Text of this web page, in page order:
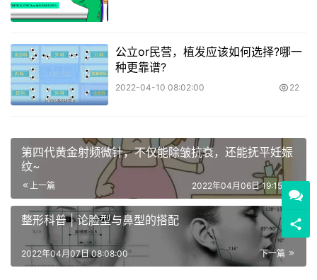
公立or民营，植发应该如何选择?哪一
种更靠谱?
2022-04-10 08:02:00 22
第四代黄金射频微针，不仅能除皱抗衰，还能抚平妊娠
纹~
上一篇 2022年04月06日 19:15:00
整形科普 | 论脸型与鼻型的搭配
下一篇
2022年04月07日 08:08:00